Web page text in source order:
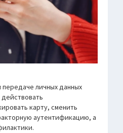
личных данных
карту, сменить
аутентификацию, а